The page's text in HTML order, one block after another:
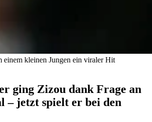
einem kleinen Jungen ein viraler Hit
ging Zizou dank Frage an
– jetzt spielt er bei den